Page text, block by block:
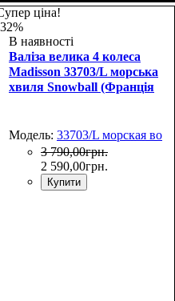
55х36х20
ціна!
В наявності
Валіза велика 4 колеса
Madisson 33703/L морська
хвиля Snowball (Франція
Модель: 33703/L морская
3 790,00грн.
2 590,00грн.
Купити